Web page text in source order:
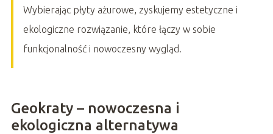
Wybierając płyty ażurowe, zyskujemy estetyczne i
ekologiczne rozwiązanie, które łączy w sobie
funkcjonalność i nowoczesny wygląd.
Geokraty – nowoczesna i
ekologiczna alternatywa